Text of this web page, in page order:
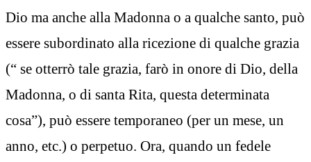
Dio ma anche alla Madonna o a qualche santo, può
essere subordinato alla ricezione di qualche grazia
(“ se otterrò tale grazia, farò in onore di Dio, della
Madonna, o di santa Rita, questa determinata
cosa”), può essere temporaneo (per un mese, un
anno, etc.) o perpetuo. Ora, quando un fedele